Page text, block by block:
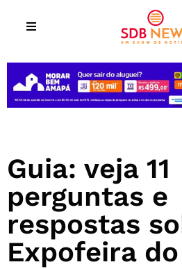
Guia: veja 11
perguntas e
respostas
Expofeira